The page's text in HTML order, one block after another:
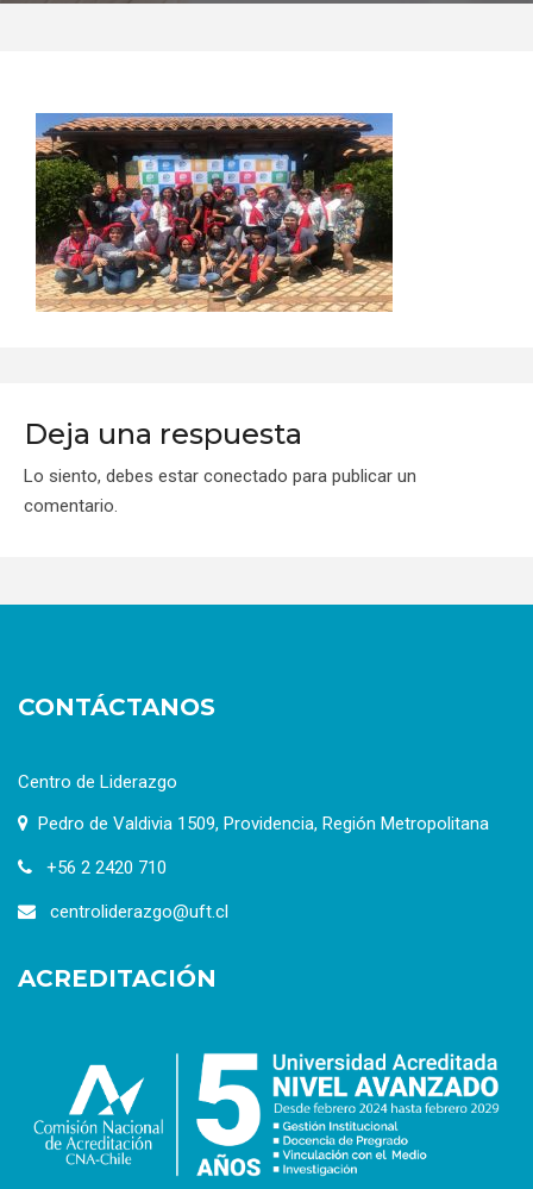
Deja una respuesta
Lo siento, debes estar conectado para publicar un
comentario.
CONTÁCTANOS
Centro de Liderazgo
Pedro de Valdivia 1509, Providencia, Región Metropolitana
+56 2 2420 710
centroliderazgo@uft.cl
ACREDITACIÓN